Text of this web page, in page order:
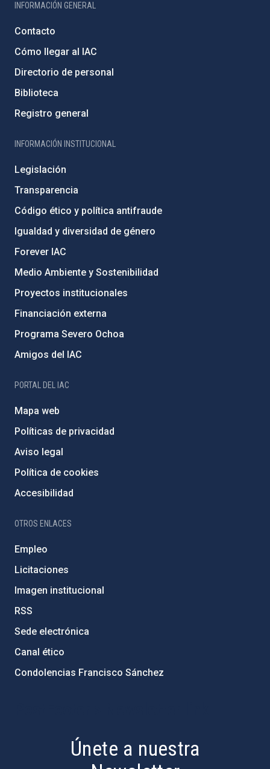
INFORMACIÓN GENERAL
Contacto
Cómo llegar al IAC
Directorio de personal
Biblioteca
Registro general
INFORMACIÓN INSTITUCIONAL
Legislación
Transparencia
Código ético y política antifraude
Igualdad y diversidad de género
Forever IAC
Medio Ambiente y Sostenibilidad
Proyectos institucionales
Financiación externa
Programa Severo Ochoa
Amigos del IAC
PORTAL DEL IAC
Mapa web
Políticas de privacidad
Aviso legal
Política de cookies
Accesibilidad
OTROS ENLACES
Empleo
Licitaciones
Imagen institucional
RSS
Sede electrónica
Canal ético
Condolencias Francisco Sánchez
Únete a nuestra